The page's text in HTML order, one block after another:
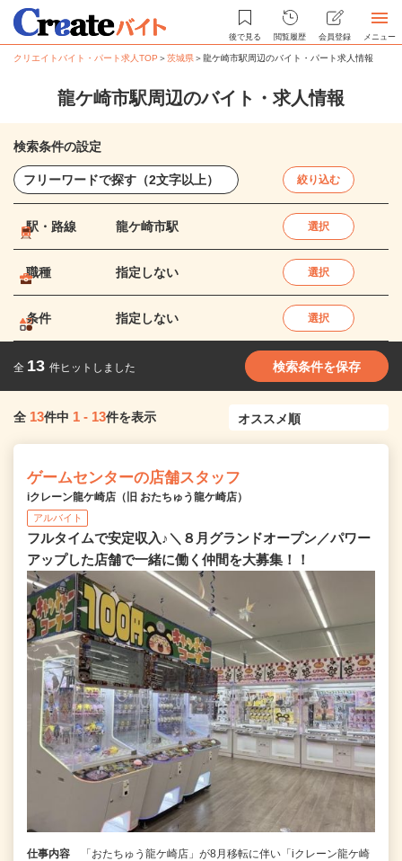
後で見る 閲覧履歴 会員登録 メニュー
クリエイトバイト・パート求人TOP ＞茨城県＞龍ケ崎市駅周辺のバイト・パート求人情報
龍ケ崎市駅周辺のバイト・求人情報
検索条件の設定
絞り込む
駅・路線 龍ケ崎市駅 選択
職種 指定しない 選択
条件 指定しない 選択
全 13 件ヒットしました 検索条件を保存
全 13件中 1 - 13件を表示
ゲームセンターの店舗スタッフ
iクレーン龍ケ崎店（旧 おたちゅう龍ケ崎店）
アルバイト
フルタイムで安定収入♪＼８月グランドオープン／パワー
アップした店舗で一緒に働く仲間を大募集！！
仕事内容
「おたちゅう龍ケ崎店」が8月移転に伴い「iクレーン龍ケ崎